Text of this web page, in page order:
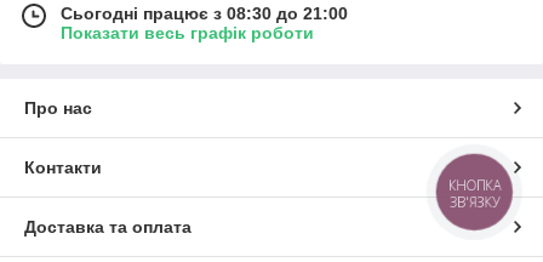
Сьогодні працює з 08:30 до 21:00
Показати весь графік роботи
Про нас
Контакти
Доставка та оплата
КНОПКА
ЗВ'ЯЗКУ